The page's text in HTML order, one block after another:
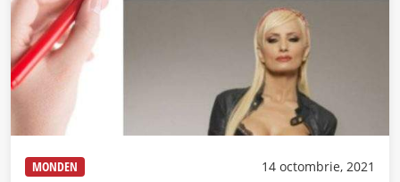
MONDEN 14 octombrie, 2021